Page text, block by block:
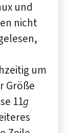
und
nicht
um
Größe
11g